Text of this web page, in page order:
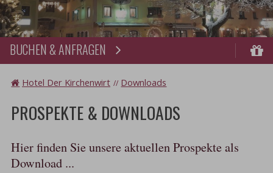
BUCHEN & ANFRAGEN
Hotel Der Kirchenwirt Downloads
PROSPEKTE & DOWNLOADS
Hier finden Sie unsere aktuellen Prospekte als
Download ...